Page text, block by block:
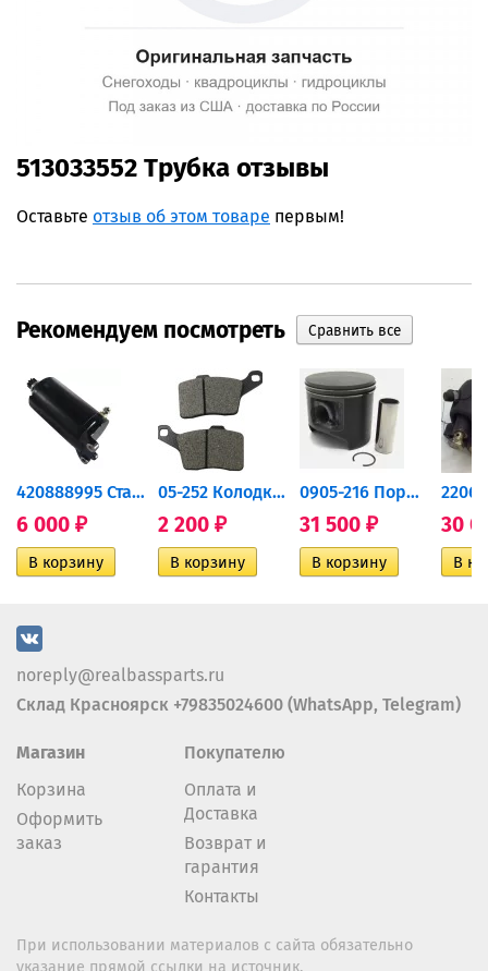
513033552 Трубка отзывы
Оставьте отзыв об этом товаре первым!
Рекомендуем посмотреть
420888995 Стартер для...
6 000 ₽
05-252 Колодки тормозные...
2 200 ₽
0905-216 Поршень Arctic Cat...
31 500 ₽ 30
noreply@realbassparts.ru
Склад Красноярск +79835024600 (WhatsApp, Telegram)
Магазин
Корзина
Оформить
заказ
Покупателю
Оплата и
Доставка
Возврат и
гарантия
Контакты
При использовании материалов с сайта обязательно
указание прямой ссылки на источник.